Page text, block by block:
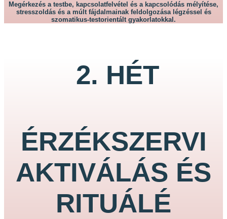
Megérkezés a testbe, kapcsolatfelvétel és a kapcsolódás mélyítése,
stresszoldás és a múlt fájdalmainak feldolgozása légzéssel és
szomatikus-testorientált gyakorlatokkal.
2. HÉT
ÉRZÉKSZERVI
AKTIVÁLÁS ÉS
RITUÁLÉ